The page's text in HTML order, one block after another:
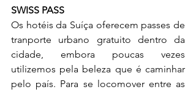
SWISS PASS
Os hotéis da Suíça oferecem passes de
tranporte urbano gratuito dentro da
cidade, embora poucas vezes
utilizemos pela beleza que é caminhar
pelo país. Para se locomover entre as